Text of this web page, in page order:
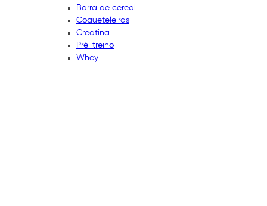
Barra de cereal
Coqueteleiras
Creatina
Pré-treino
Whey